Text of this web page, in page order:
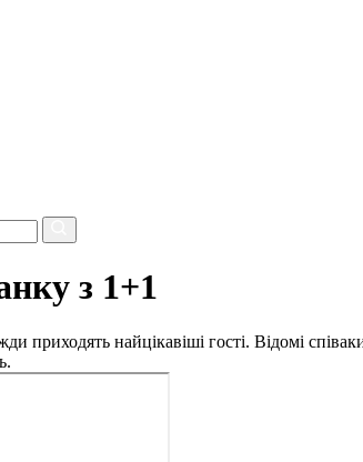
з 1+1
приходять найцікавіші гості. Відомі